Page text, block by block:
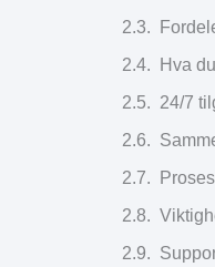
Hva
24/7